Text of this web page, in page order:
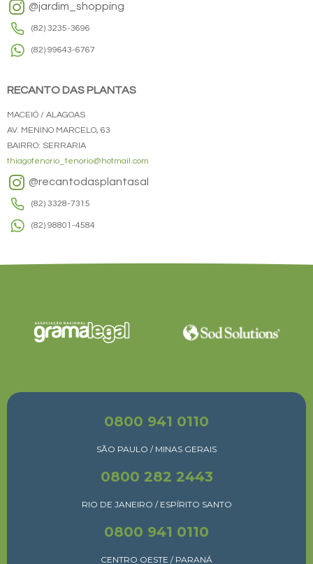
@jardim_shopping
(82) 3235-3696
(82) 99643-6767
RECANTO DAS PLANTAS
MACEIÓ / ALAGOAS
AV. MENINO MARCELO, 63
BAIRRO: SERRARIA
thiagotenorio_tenorio@hotmail.com
@recantodasplantasal
(82) 3328-7315
(82) 98801-4584
0800 941 0110
SÃO PAULO / MINAS GERAIS
0800 282 2443
RIO DE JANEIRO / ESPÍRITO SANTO
0800 941 0110
CENTRO OESTE / PARANÁ